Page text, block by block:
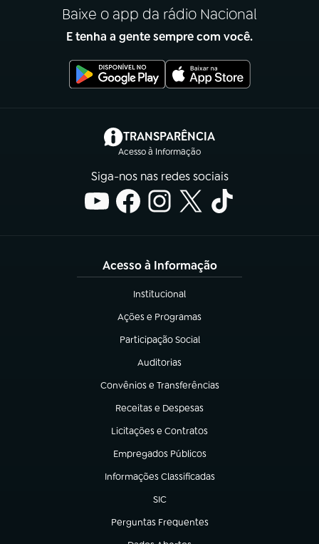
Baixe o app da rádio Nacional
E tenha a gente sempre com você.
TRANSPARÊNCIA
Acesso à Informação
(abre em nova aba)
Siga-nos nas redes sociais
Acesso à Informação
Institucional
(abre em nova aba)
Ações e Programas
(abre em nova aba)
Participação Social
(abre em nova aba)
Auditorias
(abre em nova aba)
Convênios e Transferências
(abre em nova aba)
Receitas e Despesas
(abre em nova aba)
Licitações e Contratos
(abre em nova aba)
Empregados Públicos
(abre em nova aba)
Informações Classificadas
(abre em nova aba)
SIC
(abre em nova aba)
Perguntas Frequentes
(abre em nova aba)